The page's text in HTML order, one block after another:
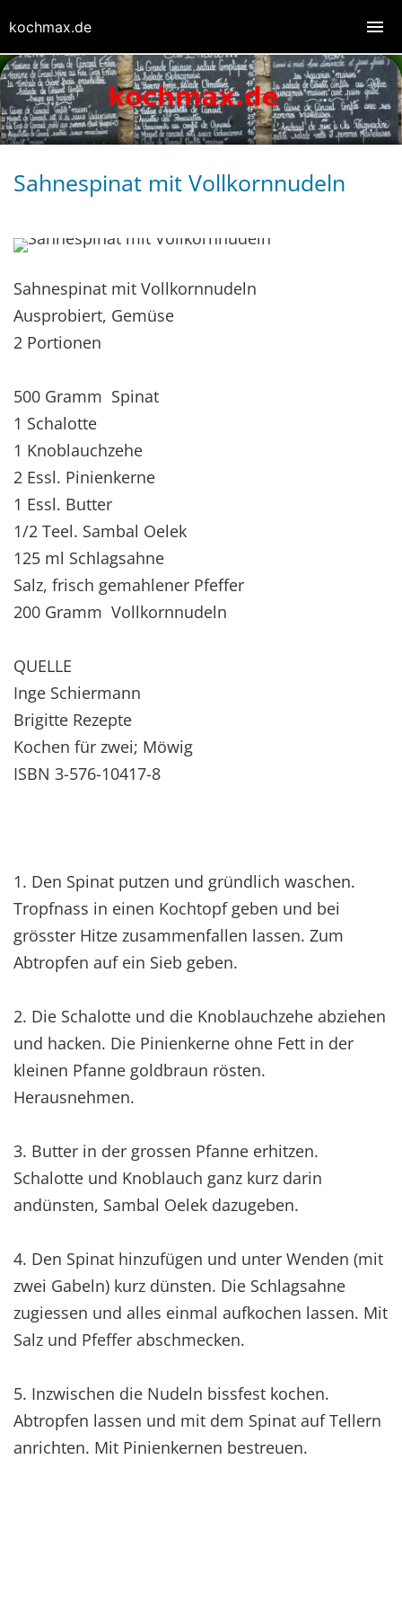
Sahnespinat mit Vollkornnudeln
Sahnespinat mit Vollkornnudeln
Ausprobiert, Gemüse
2 Portionen
500 Gramm Spinat
1 Schalotte
1 Knoblauchzehe
2 Essl. Pinienkerne
1 Essl. Butter
1/2 Teel. Sambal Oelek
125 ml Schlagsahne
Salz, frisch gemahlener Pfeffer
200 Gramm Vollkornnudeln
QUELLE
Inge Schiermann
Brigitte Rezepte
Kochen für zwei; Möwig
ISBN 3-576-10417-8
1. Den Spinat putzen und gründlich waschen.
Tropfnass in einen Kochtopf geben und bei
grösster Hitze zusammenfallen lassen. Zum
Abtropfen auf ein Sieb geben.
2. Die Schalotte und die Knoblauchzehe abziehen
und hacken. Die Pinienkerne ohne Fett in der
kleinen Pfanne goldbraun rösten.
Herausnehmen.
3. Butter in der grossen Pfanne erhitzen.
Schalotte und Knoblauch ganz kurz darin
andünsten, Sambal Oelek dazugeben.
4. Den Spinat hinzufügen und unter Wenden (mit
zwei Gabeln) kurz dünsten. Die Schlagsahne
zugiessen und alles einmal aufkochen lassen. Mit
Salz und Pfeffer abschmecken.
5. Inzwischen die Nudeln bissfest kochen.
Abtropfen lassen und mit dem Spinat auf Tellern
anrichten. Mit Pinienkernen bestreuen.
kochmax.de